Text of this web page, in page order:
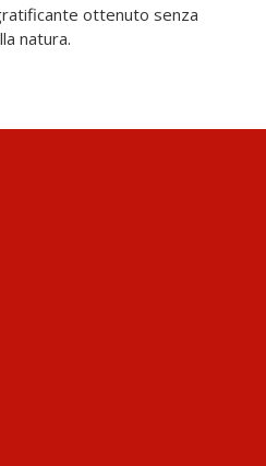
ottenuto senza
natura.